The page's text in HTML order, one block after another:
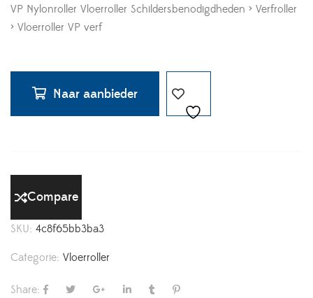
VP Nylonroller Vloerroller Schildersbenodigdheden > Verfroller
> Vloerroller VP verf
Naar aanbieder
Compare
SKU: 4c8f65bb3ba3
Categorie: Vloerroller
Share: